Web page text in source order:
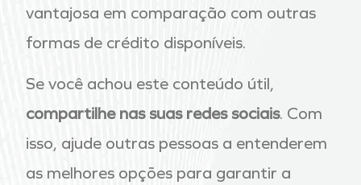
vantajosa em comparação com outras
formas de crédito disponíveis.
Se você achou este conteúdo útil,
compartilhe nas suas redes sociais. Com
isso, ajude outras pessoas a entenderem
as melhores opções para garantir a